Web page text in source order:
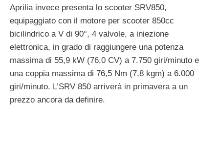
Aprilia invece presenta lo scooter SRV850,
equipaggiato con il motore per scooter 850cc
bicilindrico a V di 90°, 4 valvole, a iniezione
elettronica, in grado di raggiungere una potenza
massima di 55,9 kW (76,0 CV) a 7.750 giri/minuto e
una coppia massima di 76,5 Nm (7,8 kgm) a 6.000
giri/minuto. L’SRV 850 arriverà in primavera a un
prezzo ancora da definire.